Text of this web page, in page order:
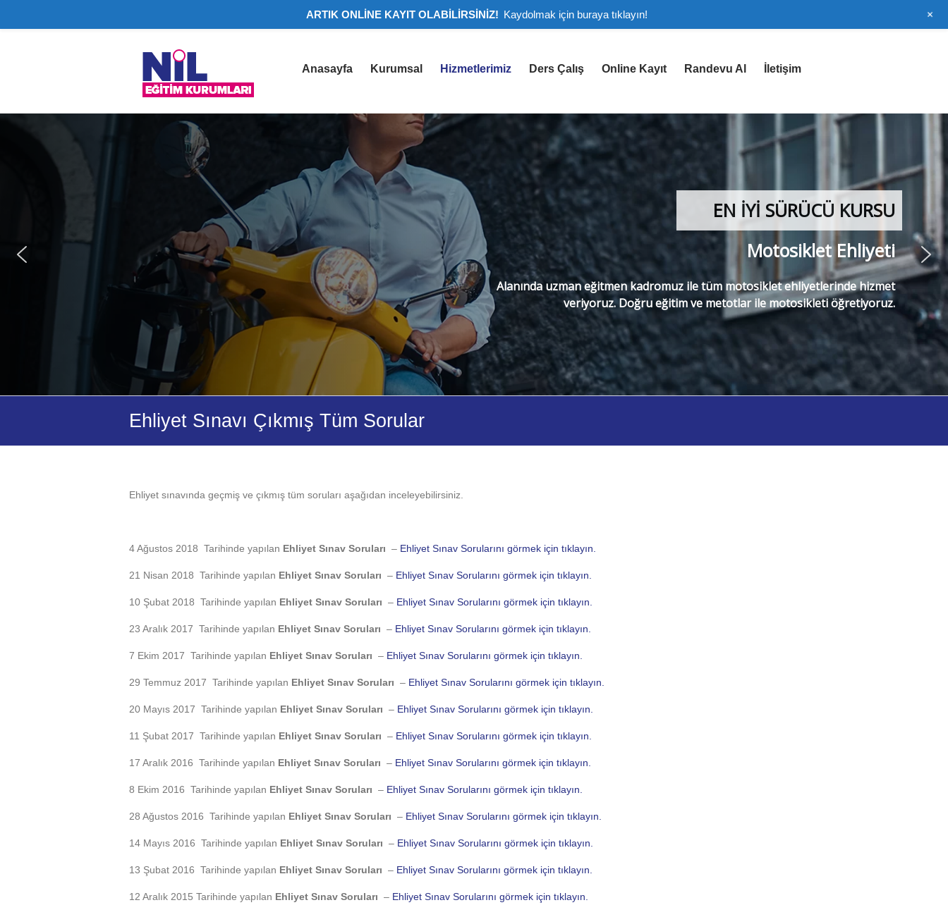
Nil
Eğitim
Kurumları
Lüleburgaz
SRC
Belgesi
Lüleburgaz
bölgesinde
Motosiklet,
Otomobil,
C
Kamyon,
CE
D
Özel
veriyoruz.
Anasayfa Kurumsal Hizmetlerimiz Ders Çalış Online Kayıt Randevu Al İletişim
EN İYİ SÜRÜCÜ KURSU
Motosiklet Ehliyeti
Alanında uzman eğitmen kadromuz ile tüm motosiklet ehliyetlerinde hizmet
veriyoruz. Doğru eğitim ve metotlar ile motosikleti öğretiyoruz.
Ehliyet Sınavı Çıkmış Tüm Sorular
Ehliyet sınavında geçmiş ve çıkmış tüm soruları aşağıdan inceleyebilirsiniz.
4 Ağustos 2018 Tarihinde yapılan Ehliyet Sınav Soruları – Ehliyet Sınav Sorularını görmek için tıklayın.
21 Nisan 2018 Tarihinde yapılan Ehliyet Sınav Soruları – Ehliyet Sınav Sorularını görmek için tıklayın.
10 Şubat 2018 Tarihinde yapılan Ehliyet Sınav Soruları – Ehliyet Sınav Sorularını görmek için tıklayın.
23 Aralık 2017 Tarihinde yapılan Ehliyet Sınav Soruları – Ehliyet Sınav Sorularını görmek için tıklayın.
7 Ekim 2017 Tarihinde yapılan Ehliyet Sınav Soruları – Ehliyet Sınav Sorularını görmek için tıklayın.
29 Temmuz 2017 Tarihinde yapılan Ehliyet Sınav Soruları – Ehliyet Sınav Sorularını görmek için tıklayın.
20 Mayıs 2017 Tarihinde yapılan Ehliyet Sınav Soruları – Ehliyet Sınav Sorularını görmek için tıklayın.
11 Şubat 2017 Tarihinde yapılan Ehliyet Sınav Soruları – Ehliyet Sınav Sorularını görmek için tıklayın.
17 Aralık 2016 Tarihinde yapılan Ehliyet Sınav Soruları – Ehliyet Sınav Sorularını görmek için tıklayın.
8 Ekim 2016 Tarihinde yapılan Ehliyet Sınav Soruları – Ehliyet Sınav Sorularını görmek için tıklayın.
28 Ağustos 2016 Tarihinde yapılan Ehliyet Sınav Soruları – Ehliyet Sınav Sorularını görmek için tıklayın.
14 Mayıs 2016 Tarihinde yapılan Ehliyet Sınav Soruları – Ehliyet Sınav Sorularını görmek için tıklayın.
13 Şubat 2016 Tarihinde yapılan Ehliyet Sınav Soruları – Ehliyet Sınav Sorularını görmek için tıklayın.
12 Aralık 2015 Tarihinde yapılan Ehliyet Sınav Soruları – Ehliyet Sınav Sorularını görmek için tıklayın.
ARTIK ONLİNE KAYIT OLABİLİRSİNİZ! Kaydolmak için buraya tıklayın! +